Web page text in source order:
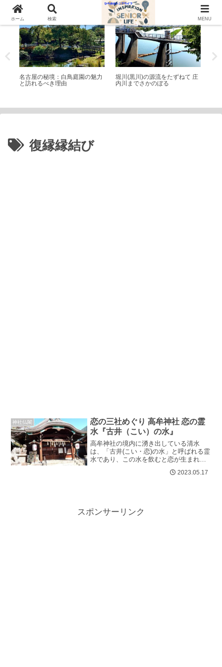
庭園(日本・外国)
名古屋の秘境：白鳥庭園の魅力
と訪れるべき理由
散歩
堀川(黒川)の源流をたずねて 庄
内川までさかのぼる
復縁縁結び
神社仏閣
恋の三社めぐり 高牟神社 恋の霊
水『古井（こい）の水』
高牟神社の境内に湧き出している清水
は、「古井(こい・恋)の水」と呼ばれる霊
水であり、この水を飲むと恋が生まれる
らかさは保証済みこの水は一年を通じ...
2023.05.17
スポンサーリンク
ホーム 検索 MENU